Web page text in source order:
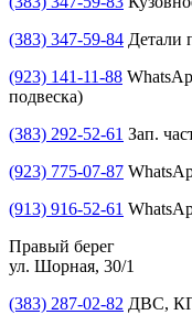
(383) 347-59-84 Детали
(923) 141-11-88
подвеска)
(383) 292-52-61 Зап.
(923) 775-07-87
(913) 916-52-61
Правый берег
ул. Шорная, 30/1
(383) 287-02-82 ДВС,